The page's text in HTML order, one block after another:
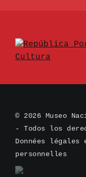
© 2026 Museo
- Todos los
Données
personnelles